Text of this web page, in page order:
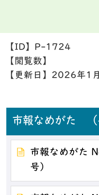
【ID】 P-1724
【閲覧数】
【更新日】 2026年1
市報なめがた （
市報なめがた
号）